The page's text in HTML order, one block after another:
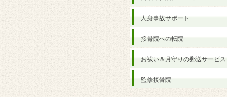
人身事故サポート
接骨院への転院
お祓い＆月守りの郵送サービス
監修接骨院